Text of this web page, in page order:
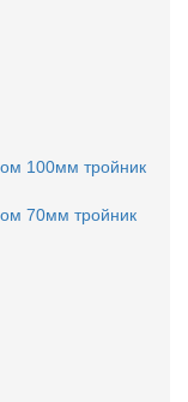
100мм тройник
70мм тройник